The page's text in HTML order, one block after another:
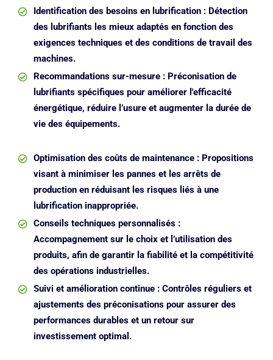
Identification des besoins en lubrification : Détection
des lubrifiants les mieux adaptés en fonction des
exigences techniques et des conditions de travail des
machines.
Recommandations sur-mesure : Préconisation de
lubrifiants spécifiques pour améliorer l'efficacité
énergétique, réduire l’usure et augmenter la durée de
vie des équipements.
Optimisation des coûts de maintenance : Propositions
visant à minimiser les pannes et les arrêts de
production en réduisant les risques liés à une
lubrification inappropriée.
Conseils techniques personnalisés :
Accompagnement sur le choix et l’utilisation des
produits, afin de garantir la fiabilité et la compétitivité
des opérations industrielles.
Suivi et amélioration continue : Contrôles réguliers et
ajustements des préconisations pour assurer des
performances durables et un retour sur
investissement optimal.